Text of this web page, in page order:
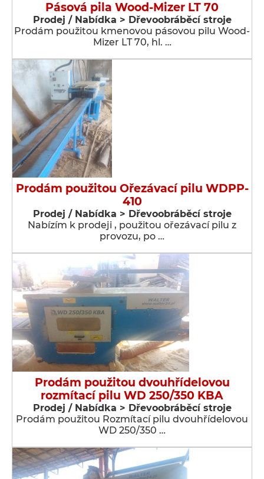
Pásová pila Wood-Mizer LT 70
Prodej / Nabídka > Dřevoobráběcí stroje
Prodám použitou kmenovou pásovou pilu Wood-
Mizer LT 70, hl. …
Prodám použitou Ořezávací pilu WDPP-
410
Prodej / Nabídka > Dřevoobráběcí stroje
Nabízím k prodeji , použitou ořezávací pilu z
provozu, po …
Prodám použitou dvouhřídelovou
rozmítací pilu WD 250/350 KBA
Prodej / Nabídka > Dřevoobráběcí stroje
Prodám použitou Rozmítací pilu dvouhřídelovou
WD 250/350 …